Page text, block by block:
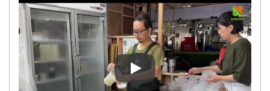
Prijava kupca | Yung Soon Lih